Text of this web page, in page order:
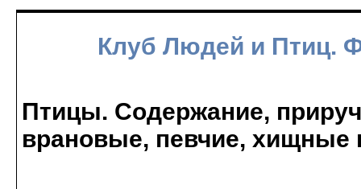
Клуб Людей и Птиц.
Птицы. Содержание,
врановые, певчие, хищные